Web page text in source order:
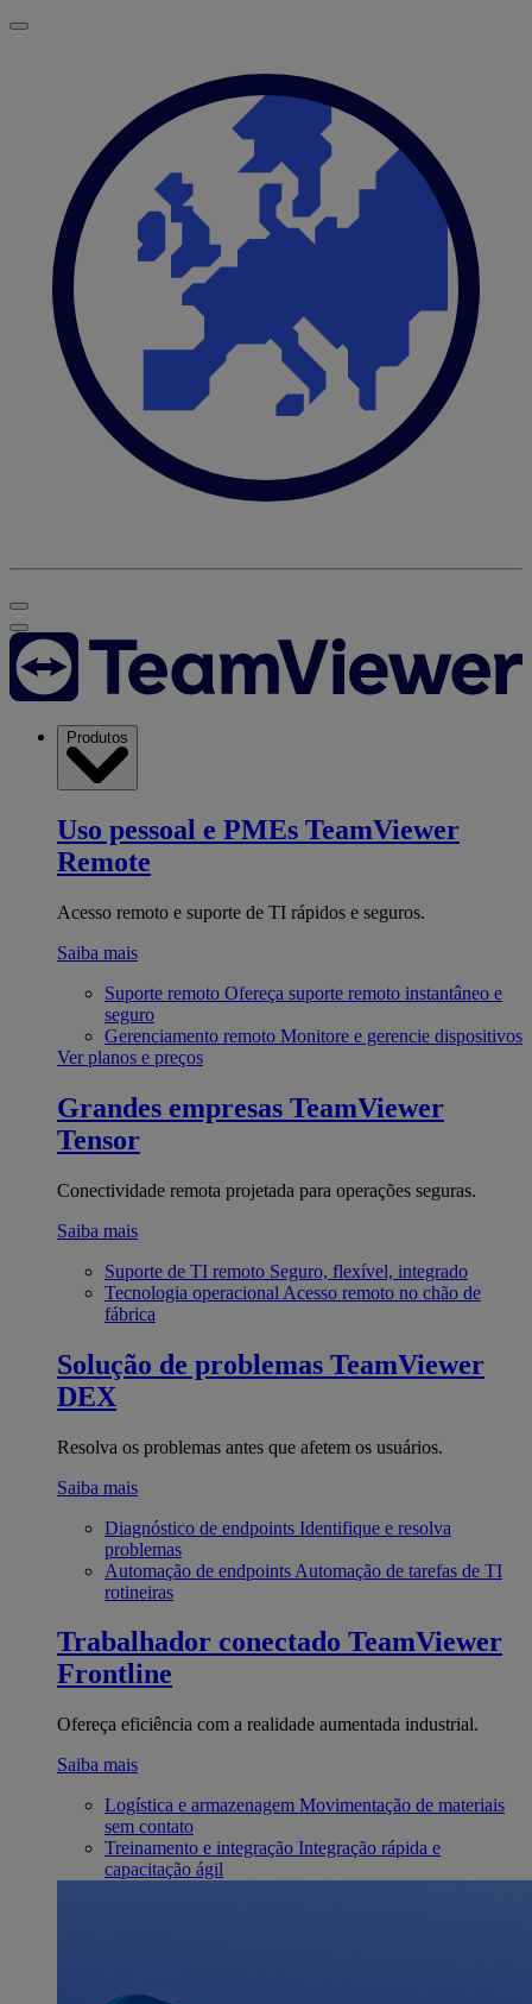
Produtos
Uso pessoal e PMEs TeamViewer
Remote
Acesso remoto e suporte de TI rápidos e seguros.
Saiba mais
Suporte remoto Ofereça suporte remoto instantâneo e
seguro
Gerenciamento remoto Monitore e gerencie dispositivos
Ver planos e preços
Grandes empresas TeamViewer
Tensor
Conectividade remota projetada para operações seguras.
Saiba mais
Suporte de TI remoto Seguro, flexível, integrado
Tecnologia operacional Acesso remoto no chão de
fábrica
Solução de problemas TeamViewer
DEX
Resolva os problemas antes que afetem os usuários.
Saiba mais
Diagnóstico de endpoints Identifique e resolva
problemas
Automação de endpoints Automação de tarefas de TI
rotineiras
Trabalhador conectado TeamViewer
Frontline
Ofereça eficiência com a realidade aumentada industrial.
Saiba mais
Logística e armazenagem Movimentação de materiais
sem contato
Treinamento e integração Integração rápida e
capacitação ágil